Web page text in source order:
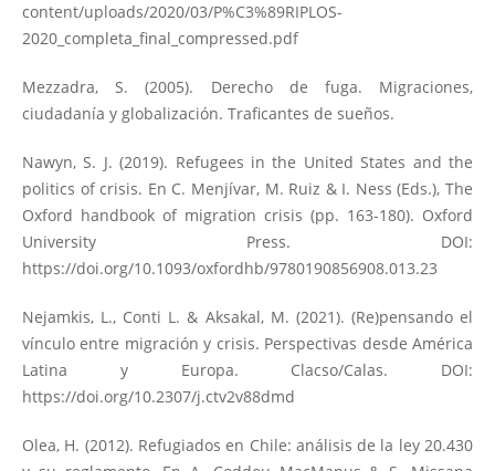
content/uploads/2020/03/P%C3%89RIPLOS-
2020_completa_final_compressed.pdf
Mezzadra, S. (2005). Derecho de fuga. Migraciones,
ciudadanía y globalización. Traficantes de sueños.
Nawyn, S. J. (2019). Refugees in the United States and the
politics of crisis. En C. Menjívar, M. Ruiz & I. Ness (Eds.), The
Oxford handbook of migration crisis (pp. 163-180). Oxford
University Press. DOI:
https://doi.org/10.1093/oxfordhb/9780190856908.013.23
Nejamkis, L., Conti L. & Aksakal, M. (2021). (Re)pensando el
vínculo entre migración y crisis. Perspectivas desde América
Latina y Europa. Clacso/Calas. DOI:
https://doi.org/10.2307/j.ctv2v88dmd
Olea, H. (2012). Refugiados en Chile: análisis de la ley 20.430